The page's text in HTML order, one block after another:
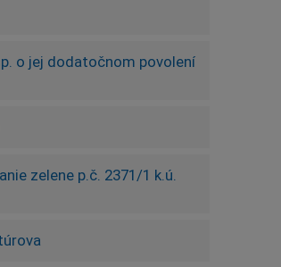
o jej dodatočnom povolení
zelene p.č. 2371/1 k.ú.